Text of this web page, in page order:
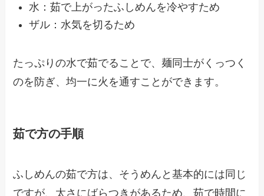
水：茹で上がったふしめんを冷やすため
ザル：水気を切るため
たっぷりの水で茹でることで、麺同士がくっつく
のを防ぎ、均一に火を通すことができます。
茹で方の手順
ふしめんの茹で方は、そうめんと基本的には同じ
ですが、太さにばらつきがあるため、茹で時間に